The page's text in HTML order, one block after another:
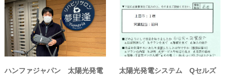
ハンファジャパン 太陽光発電
太陽光発電システム Qセルズ